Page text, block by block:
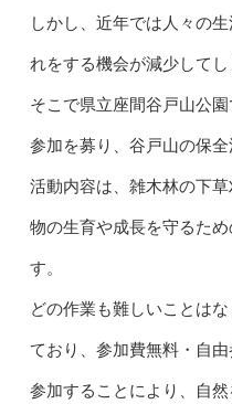
しかし、近年では人々の
れをする機会が減少してし
そこで県立座間谷戸山公
参加を募り、谷戸山の保全
活動内容は、雑木林の下
物の生育や成長を守るた
す。
どの作業も難しいことは
ており、参加費無料・自由
参加することにより、自